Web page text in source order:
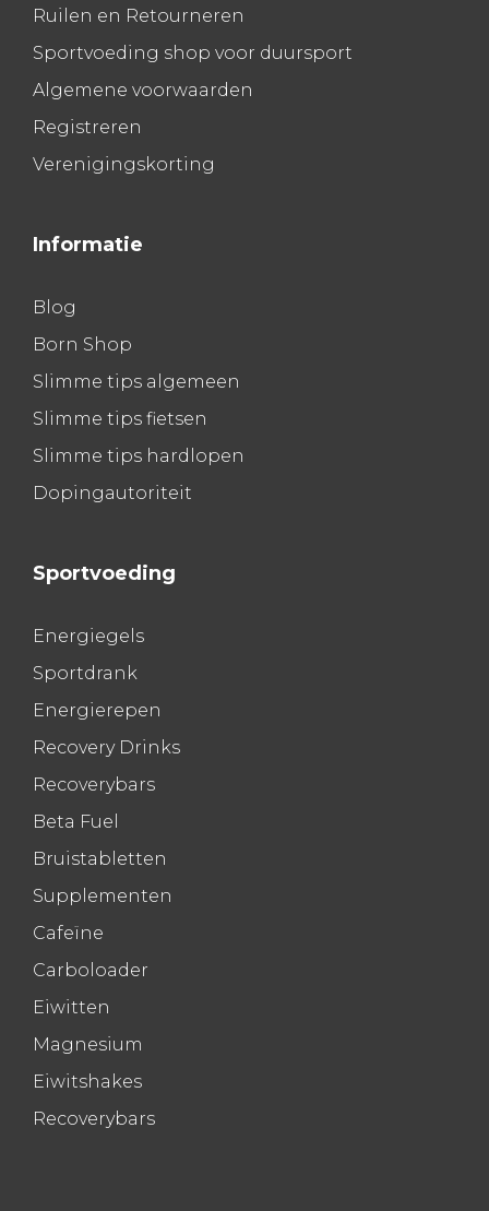
Ruilen en Retourneren
Sportvoeding shop voor duursport
Algemene voorwaarden
Registreren
Verenigingskorting
Informatie
Blog
Born Shop
Slimme tips algemeen
Slimme tips fietsen
Slimme tips hardlopen
Dopingautoriteit
Sportvoeding
Energiegels
Sportdrank
Energierepen
Recovery Drinks
Recoverybars
Beta Fuel
Bruistabletten
Supplementen
Cafeïne
Carboloader
Eiwitten
Magnesium
Eiwitshakes
Recoverybars